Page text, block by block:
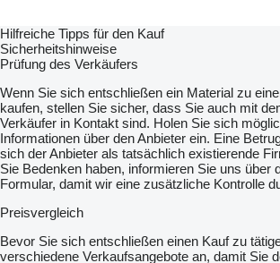
Hilfreiche Tipps für den Kauf
Sicherheitshinweise
Prüfung des Verkäufers
Wenn Sie sich entschließen ein Material zu
kaufen, stellen Sie sicher, dass Sie auch mit
Verkäufer in Kontakt sind. Holen Sie sich
Informationen über den Anbieter ein. Eine
sich der Anbieter als tatsächlich existierende
Sie Bedenken haben, informieren Sie uns über
Formular, damit wir eine zusätzliche Kontrolle
Preisvergleich
Bevor Sie sich entschließen einen Kauf zu
verschiedene Verkaufsangebote an, damit Sie